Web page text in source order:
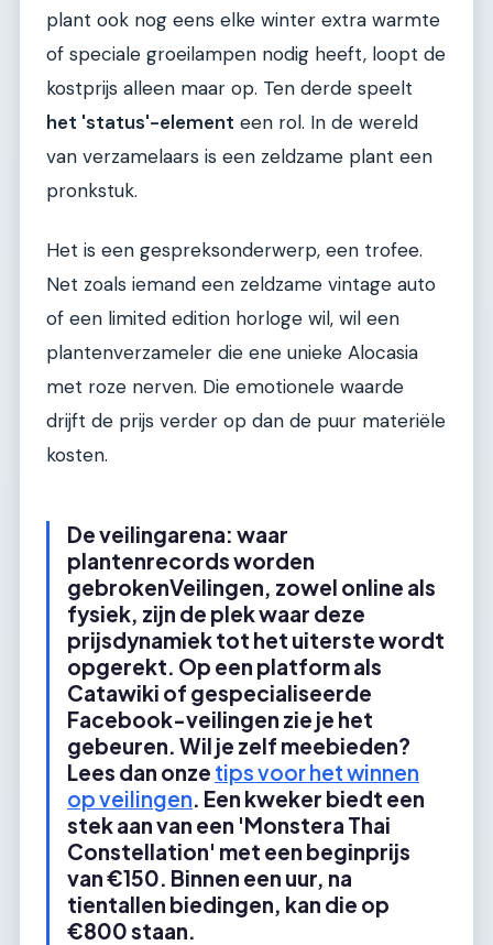
plant ook nog eens elke winter extra warmte
of speciale groeilampen nodig heeft, loopt de
kostprijs alleen maar op. Ten derde speelt
het 'status'-element een rol. In de wereld
van verzamelaars is een zeldzame plant een
pronkstuk.
Het is een gespreksonderwerp, een trofee.
Net zoals iemand een zeldzame vintage auto
of een limited edition horloge wil, wil een
plantenverzameler die ene unieke Alocasia
met roze nerven. Die emotionele waarde
drijft de prijs verder op dan de puur materiële
kosten.
De veilingarena: waar
plantenrecords worden
gebrokenVeilingen, zowel online als
fysiek, zijn de plek waar deze
prijsdynamiek tot het uiterste wordt
opgerekt. Op een platform als
Catawiki of gespecialiseerde
Facebook-veilingen zie je het
gebeuren. Wil je zelf meebieden?
Lees dan onze tips voor het winnen
op veilingen. Een kweker biedt een
stek aan van een 'Monstera Thai
Constellation' met een beginprijs
van €150. Binnen een uur, na
tientallen biedingen, kan die op
€800 staan.